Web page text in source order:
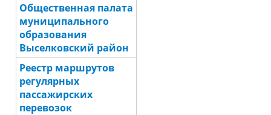
Общественная палата
муниципального
образования
Выселковский район
Реестр маршрутов
регулярных
пассажирских
перевозок